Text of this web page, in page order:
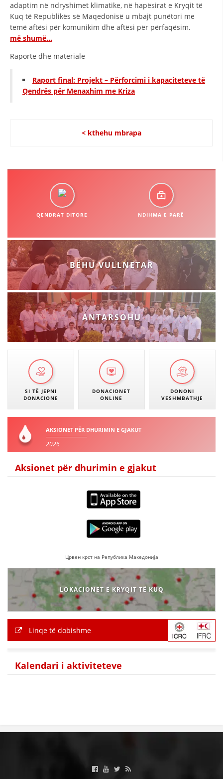
adaptim në ndryshimet klimatike, në hapësirat e Kryqit të
Kuq të Republikës së Maqedonisë u mbajt punëtori me
temë aftësi për komunikim dhe aftësi për përfaqësim.
më shumë…
Raporte dhe materiale
Raport final: Projekt – Përforcimi i kapaciteteve të
Qendrës për Menaxhim me Kriza
< kthehu mbrapa
QENDRAT DITORE NDIHMA E PARË
BËHU VULLNETAR
ANTARSOHU
SI TË JEPNI
DONACIONE
DONACIONET
ONLINE
DONONI
VESHMBATHJE
AKSIONET PËR DHURIMIN E GJAKUT
2026
Aksionet për dhurimin e gjakut
Црвен крст на Република Македонија
LOKACIONET E KRYQIT TË KUQ
Linqe të dobishme
Kalendari i aktiviteteve